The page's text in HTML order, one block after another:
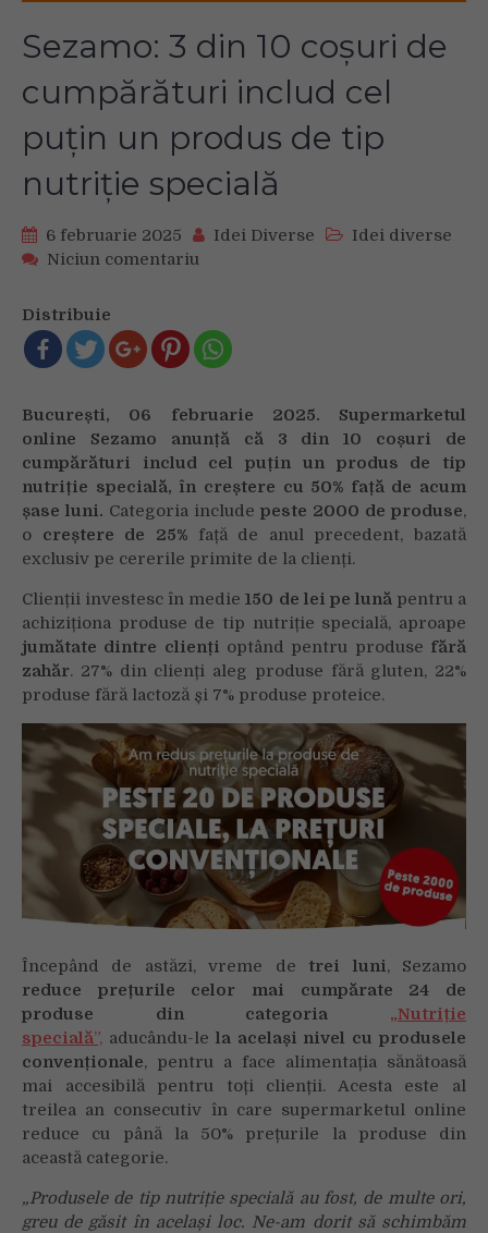
Sezamo: 3 din 10 coșuri de
cumpărături includ cel
puțin un produs de tip
nutriție specială
6 februarie 2025 Idei Diverse
Idei diverse
Niciun comentariu
din
10
coșuri
cumpărături
includ
cel
puțin
un
produs
de
nutriție
specială
Distribuie
București, 06 februarie 2025. Supermarketul
online Sezamo anunță că 3 din 10 coșuri de
cumpărături includ cel puțin un produs de tip
nutriție specială, în creștere cu 50% față de acum
șase luni. Categoria include peste 2000 de produse,
o creștere de 25% față de anul precedent, bazată
exclusiv pe cererile primite de la clienți.
Clienții investesc în medie150 de lei pe lună pentru a
achiziționa produse de tip nutriție specială, aproape
jumătate dintre clienți optând pentru produse fără
zahăr. 27% din clienți aleg produse fără gluten, 22%
produse fără lactoză și 7% produse proteice.
Începând de astăzi, vreme detrei luni, Sezamo
reduce prețurile celor mai cumpărate 24 de
produse din categoria „Nutriție
specială”, aducându-le la același nivel cu produsele
convenționale, pentru a face alimentația sănătoasă
mai accesibilă pentru toți clienții. Acesta este al
treilea an consecutiv în care supermarketul online
reduce cu până la 50% prețurile la produse din
această categorie.
„Produsele de tip nutriție specială au fost, de multe ori,
greu de găsit în același loc. Ne-am dorit să schimbăm